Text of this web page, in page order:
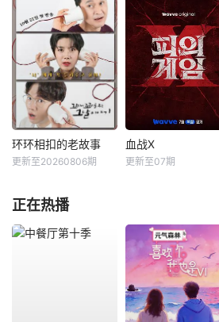
环环相扣的老故事
更新至20260806期
血战X
更新至07期
正在热播